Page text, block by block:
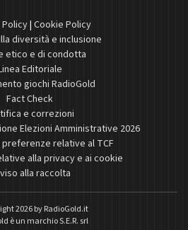
| Cookie Policy
diversità e inclusione
etico e di condotta
Editoriale
giochi RadioGold
Fact Check
e correzioni
Elezioni Amministrative 2026
relative al TCF
alla privacy e ai cookie
alla raccolta
2026 byRadioGold.it
è un marchio S.E.R. srl